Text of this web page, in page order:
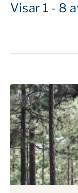
Visar 1 - 8